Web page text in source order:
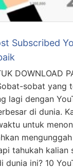
Subscribed
DOWNLOAD
sobat yang
lagi dengan
di dunia.
untuk
tahukah kalian
dunia ini? 10